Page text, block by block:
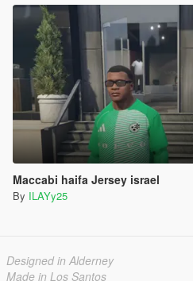
Maccabi haifa Jersey israel
By ILAYy25
Designed in Alderney
Made in Los Santos